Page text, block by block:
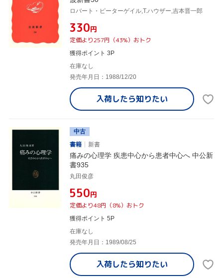
ロバート・ピーターゲイル,T.ハウザー,吉本晋一郎
¥330円
定価より257円（43%）おトク
獲得ポイント 3P
在庫なし
発売年月日：1988/12/20
入荷したら知りたい
中古
書籍
新書
痛みの心理学 疾患中心から患者中心へ 中公新
書935
丸田俊彦
¥550円
定価より48円（8%）おトク
獲得ポイント 5P
在庫なし
発売年月日：1989/08/25
入荷したら知りたい